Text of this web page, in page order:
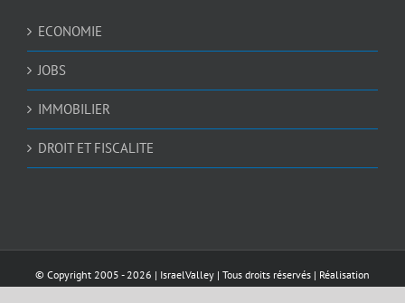
ECONOMIE
JOBS
IMMOBILIER
DROIT ET FISCALITE
© Copyright 2005 -2026 | IsraelValley | Tous droits réservés | Réalisation
AWEBDESIGN4U.COMetNEDGRAPHIC| Sécurisé parPelomia